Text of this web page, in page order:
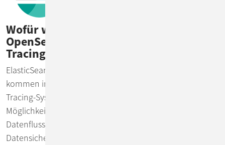
Wofür werden Elasticsearch und
OpenSearch in Log-Aggregation- und
Tracing-Systemen eingesetzt?
ElasticSearch (und sein OpenSource-Fork OpenSearch)
kommen in einer Vielzahl unserer Log Aggregations und
Tracing-Systeme zum Einsatz. Die vielfältigen
Möglichkeiten des Betriebs, der Steuerung des
Datenflusses, der Hochverfügbarkeit und der
Datensicherung machen es in vielen Umgebungen zur